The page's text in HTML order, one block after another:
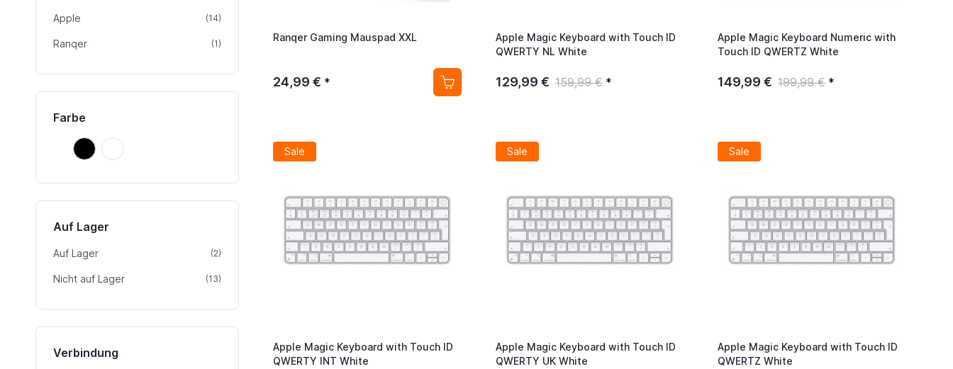
Apple (14)Artikel
Ranqer (1)Artikel
Farbe
Schwarz
SchwarzWeiß
Weiß
Auf Lager
Auf Lager (2)Artikel
Nicht auf Lager (13)Artikel
Verbindung
Ranqer Gaming Mauspad XXL
24,99 € *
Apple Magic Keyboard with Touch ID
QWERTY NL White
129,99 € 159,99 € *
Apple Magic Keyboard Numeric with
Touch ID QWERTZ White
149,99 € 199,99 € *
Sale
Apple Magic Keyboard with Touch ID
QWERTY INT White
Sale
Apple Magic Keyboard with Touch ID
QWERTY UK White
Sale
Apple Magic Keyboard with Touch ID
QWERTZ White